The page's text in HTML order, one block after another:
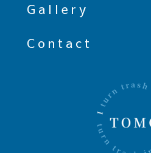
Gallery
Contact